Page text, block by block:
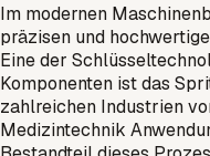
Im modernen
präzisen und
Eine der
Komponenten ist das
zahlreichen Industrien
Medizintechnik